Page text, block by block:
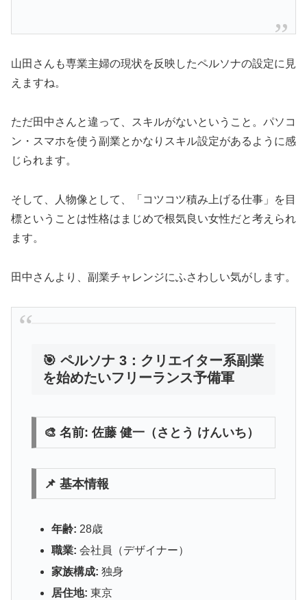
山田さんも専業主婦の現状を反映したペルソナの設定に見
えますね。
ただ田中さんと違って、スキルがないということ。パソコ
ン・スマホを使う副業とかなりスキル設定があるように感
じられます。
そして、人物像として、「コツコツ積み上げる仕事」を目
標ということは性格はまじめで根気良い女性だと考えられ
ます。
田中さんより、副業チャレンジにふさわしい気がします。
🎯 ペルソナ 3：クリエイター系副業
を始めたいフリーランス予備軍
🎨 名前: 佐藤 健一（さとう けんいち）
📌 基本情報
年齢: 28歳
職業: 会社員（デザイナー）
家族構成: 独身
居住地: 東京